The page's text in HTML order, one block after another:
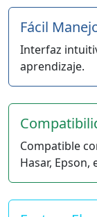
Fácil
Interfaz
aprendizaje.
Compatible
Hasar, Epson,